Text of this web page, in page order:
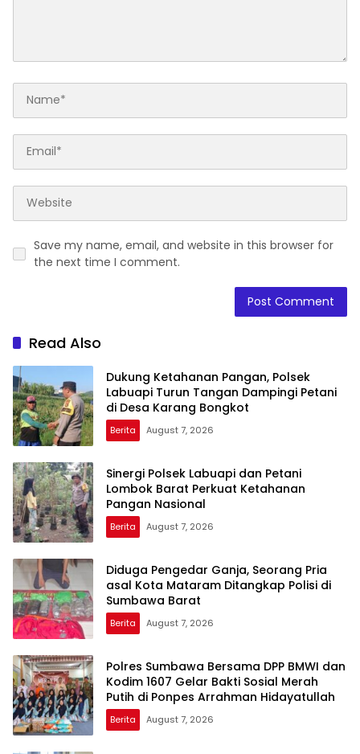
Save my name, email, and website in this browser for
the next time I comment.
Read Also
Dukung Ketahanan Pangan, Polsek
Labuapi Turun Tangan Dampingi Petani
di Desa Karang Bongkot
Berita August 7, 2026
Sinergi Polsek Labuapi dan Petani
Lombok Barat Perkuat Ketahanan
Pangan Nasional
Berita August 7, 2026
Diduga Pengedar Ganja, Seorang Pria
asal Kota Mataram Ditangkap Polisi di
Sumbawa Barat
Berita August 7, 2026
Polres Sumbawa Bersama DPP BMWI dan
Kodim 1607 Gelar Bakti Sosial Merah
Putih di Ponpes Arrahman Hidayatullah
Berita August 7, 2026